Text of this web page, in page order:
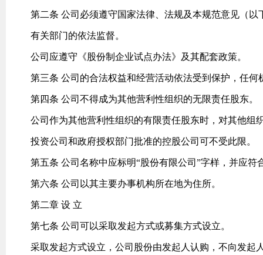
第二条 公司必须遵守国家法律、法规及本规范意见（
有关部门的依法监督。
公司应遵守《股份制企业试点办法》及其配套政策。
第三条 公司的合法权益和经营活动依法受到保护，任
第四条 公司不得成为其他营利性组织的无限责任股东。
公司作为其他营利性组织的有限责任股东时，对其他组
投资公司和政府授权部门批准的控股公司可不受此限。
第五条 公司名称中应标明“股份有限公司”字样，并应符
第六条 公司以其主要办事机构所在地为住所。
第二章 设 立
第七条 公司可以采取发起方式或募集方式设立。
采取发起方式设立，公司股份由发起人认购，不向发起